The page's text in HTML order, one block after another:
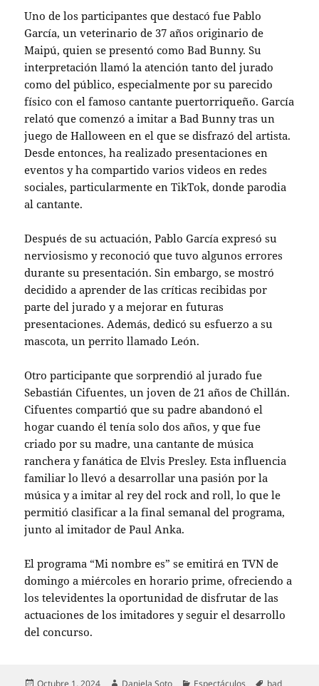
Uno de los participantes que destacó fue Pablo
García, un veterinario de 37 años originario de
Maipú, quien se presentó como Bad Bunny. Su
interpretación llamó la atención tanto del jurado
como del público, especialmente por su parecido
físico con el famoso cantante puertorriqueño. García
relató que comenzó a imitar a Bad Bunny tras un
juego de Halloween en el que se disfrazó del artista.
Desde entonces, ha realizado presentaciones en
eventos y ha compartido varios videos en redes
sociales, particularmente en TikTok, donde parodia
al cantante.
Después de su actuación, Pablo García expresó su
nerviosismo y reconoció que tuvo algunos errores
durante su presentación. Sin embargo, se mostró
decidido a aprender de las críticas recibidas por
parte del jurado y a mejorar en futuras
presentaciones. Además, dedicó su esfuerzo a su
mascota, un perrito llamado León.
Otro participante que sorprendió al jurado fue
Sebastián Cifuentes, un joven de 21 años de Chillán.
Cifuentes compartió que su padre abandonó el
hogar cuando él tenía solo dos años, y que fue
criado por su madre, una cantante de música
ranchera y fanática de Elvis Presley. Esta influencia
familiar lo llevó a desarrollar una pasión por la
música y a imitar al rey del rock and roll, lo que le
permitió clasificar a la final semanal del programa,
junto al imitador de Paul Anka.
El programa “Mi nombre es” se emitirá en TVN de
domingo a miércoles en horario prime, ofreciendo a
los televidentes la oportunidad de disfrutar de las
actuaciones de los imitadores y seguir el desarrollo
del concurso.
Publicado
Octubre 1, 2024 Autor
Daniela Soto Categorías
Espectáculos Etiquetas
bad